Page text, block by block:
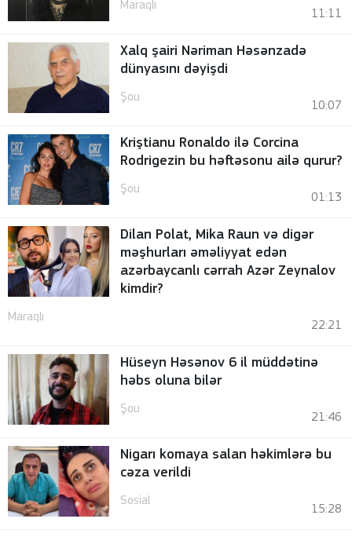
Maraqlı
11:11
Xalq şairi Nəriman Həsənzadə
dünyasını dəyişdi
Şou
10:07
Kriştianu Ronaldo ilə Corcina
Rodrigezin bu həftəsonu ailə qurur?
Şou
01:13
Dilan Polat, Mika Raun və digər
məşhurları əməliyyat edən
azərbaycanlı cərrah Azər Zeynalov
kimdir?
Maraqlı
22:21
Hüseyn Həsənov 6 il müddətinə
həbs oluna bilər
Şou
21:46
Nigarı komaya salan həkimlərə bu
cəza verildi
Sosial
15:28